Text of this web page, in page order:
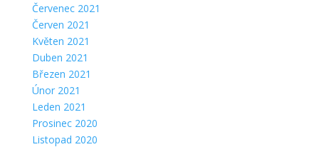
Červenec 2021
Červen 2021
Květen 2021
Duben 2021
Březen 2021
Únor 2021
Leden 2021
Prosinec 2020
Listopad 2020